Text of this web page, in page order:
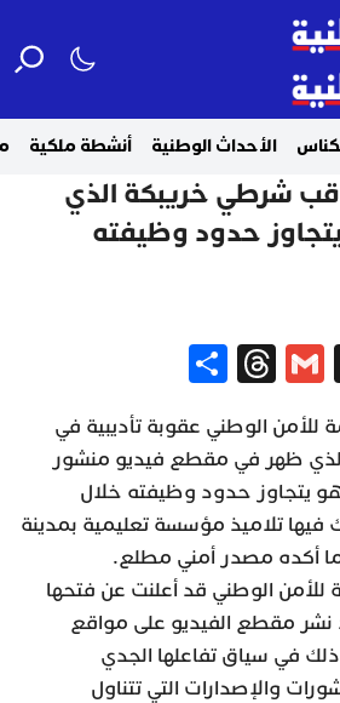
الأحداث الوطنية أنشطة ملكية
شرطي خريبكة الذي
حدود وظيفته
X
Gmail
Threads
للأمن الوطني عقوبة تأديبية في
ظهر في مقطع فيديو منشور
يتجاوز حدود وظيفته خلال
فيها تلاميذ مؤسسة تعليمية بمدينة
أكده مصدر أمني مطلع.
للأمن الوطني قد أعلنت عن فتحها
نشر مقطع الفيديو على مواقع
في سياق تفاعلها الجدي
والإصدارات التي تتناول